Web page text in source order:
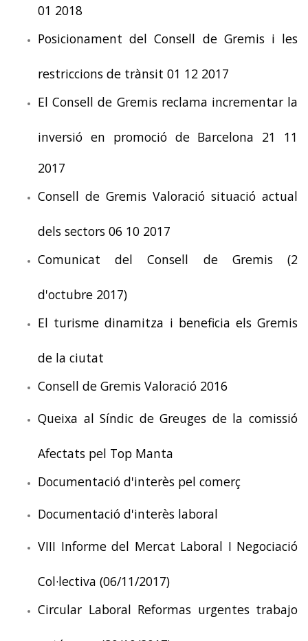
01 2018
Posicionament del Consell de Gremis i les
restriccions de trànsit 01 12 2017
El Consell de Gremis reclama incrementar la
inversió en promoció de Barcelona 21 11
2017
Consell de Gremis Valoració situació actual
dels sectors 06 10 2017
Comunicat del Consell de Gremis (2
d'octubre 2017)
El turisme dinamitza i beneficia els Gremis
de la ciutat
Consell de Gremis Valoració 2016
Queixa al Síndic de Greuges de la comissió
Afectats pel Top Manta
Documentació d'interès pel comerç
Documentació d'interès laboral
VIII Informe del Mercat Laboral I Negociació
Col·lectiva (06/11/2017)
Circular Laboral Reformas urgentes trabajo